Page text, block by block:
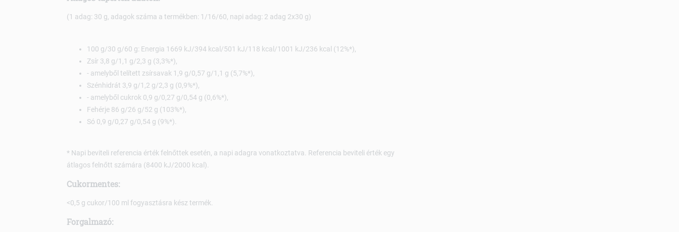
(1 adag: 30 g, adagok száma a termékben: 1/16/60, napi adag: 2 adag 2x30 g)
100 g/30 g/60 g: Energia 1669 kJ/394 kcal/501 kJ/118 kcal/1001 kJ/236 kcal (12%*),
Zsír 3,8 g/1,1 g/2,3 g (3,3%*),
- amelyből telített zsírsavak 1,9 g/0,57 g/1,1 g (5,7%*),
Szénhidrát 3,9 g/1,2 g/2,3 g (0,9%*),
- amelyből cukrok 0,9 g/0,27 g/0,54 g (0,6%*),
Fehérje 86 g/26 g/52 g (103%*),
Só 0,9 g/0,27 g/0,54 g (9%*).
* Napi beviteli referencia érték felnőttek esetén, a napi adagra vonatkoztatva. Referencia beviteli érték egy
átlagos felnőtt számára (8400 kJ/2000 kcal).
Cukormentes:
<0,5 g cukor/100 ml fogyasztásra kész termék.
Forgalmazó: